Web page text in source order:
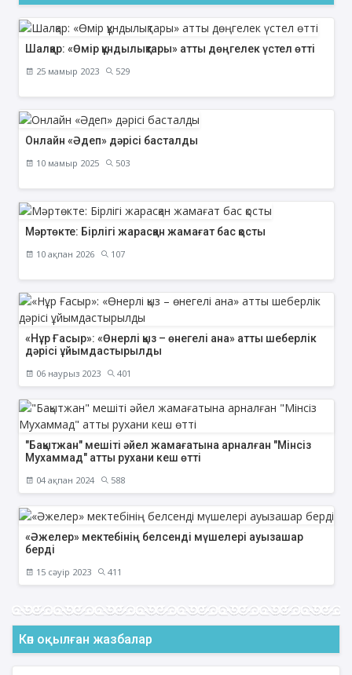
Шалқар: «Өмір құндылықтары» атты дөңгелек үстел өтті
25 мамыр 2023 529
Онлайн «Әдеп» дәрісі басталды
10 мамыр 2025 503
Мәртөкте: Бірлігі жарасқан жамағат бас қосты
10 ақпан 2026 107
«Нұр Ғасыр»: «Өнерлі қыз – өнегелі ана» атты шеберлік
дәрісі ұйымдастырылды
06 наурыз 2023 401
"Бақытжан" мешіті әйел жамағатына арналған "Мінсіз
Мухаммад" атты рухани кеш өтті
04 ақпан 2024 588
«Әжелер» мектебінің белсенді мүшелері ауызашар
берді
15 сәуір 2023 411
Көп оқылған жазбалар